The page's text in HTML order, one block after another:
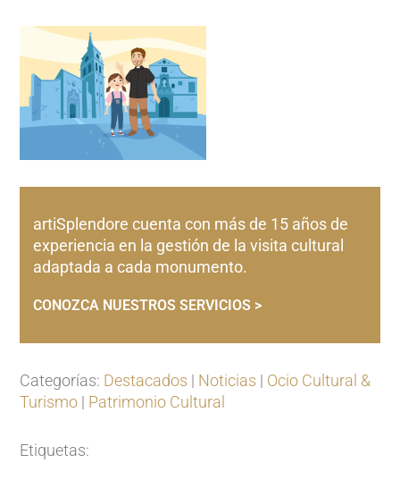
artiSplendore cuenta con más de 15 años de
experiencia en la gestión de la visita cultural
adaptada a cada monumento.
CONOZCA NUESTROS SERVICIOS >
Categorías: Destacados | Noticias | Ocio Cultural &
Turismo | Patrimonio Cultural
Etiquetas: